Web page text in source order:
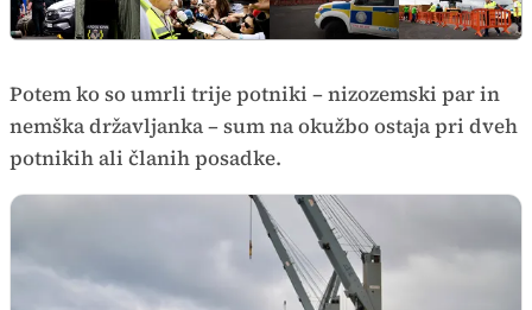
Potem ko so umrli trije potniki – nizozemski par in
nemška državljanka – sum na okužbo ostaja pri dveh
potnikih ali članih posadke.